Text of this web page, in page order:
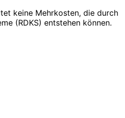
keine Mehrkosten, die durch
(RDKS) entstehen können.